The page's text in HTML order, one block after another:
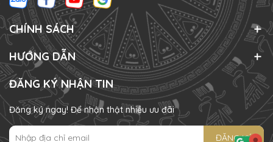
CHÍNH SÁCH
HƯỚNG DẪN
ĐĂNG KÝ NHẬN TIN
Đăng ký ngay! Để nhận thật nhiều ưu đãi
ĐĂNG KÝ